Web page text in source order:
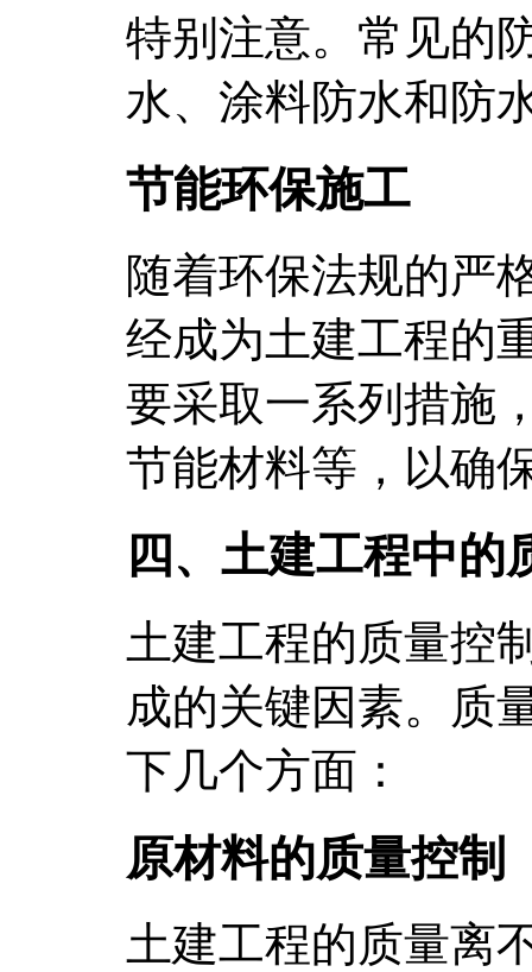
特别注意。常见的
水、涂料防水和防
节能环保施工
随着环保法规的严
经成为土建工程的
要采取一系列措施
节能材料等，以确
四、土建工程中的
土建工程的质量控
成的关键因素。质
下几个方面：
原材料的质量控制
土建工程的质量离